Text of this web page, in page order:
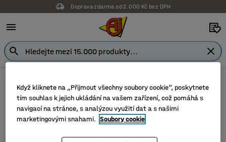
Doprava zdarma od 2.000 Kč bez DPH
V této kategorii není žádný produkt.
Prohlédněte si prosím kategorii
Kancelářské doplňky ke stolu.
Když kliknete na „Přijmout všechny soubory cookie“, poskytnete
tím souhlas k jejich ukládání na vašem zařízení, což pomáhá s
navigací na stránce, s analýzou využití dat a s našimi
marketingovými snahami. Soubory cookie